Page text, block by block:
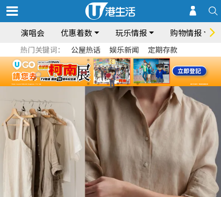
演唱会 优惠着数 玩乐情报 购物情报
热门关键词： 公屋热话 娱乐新闻 定期存款